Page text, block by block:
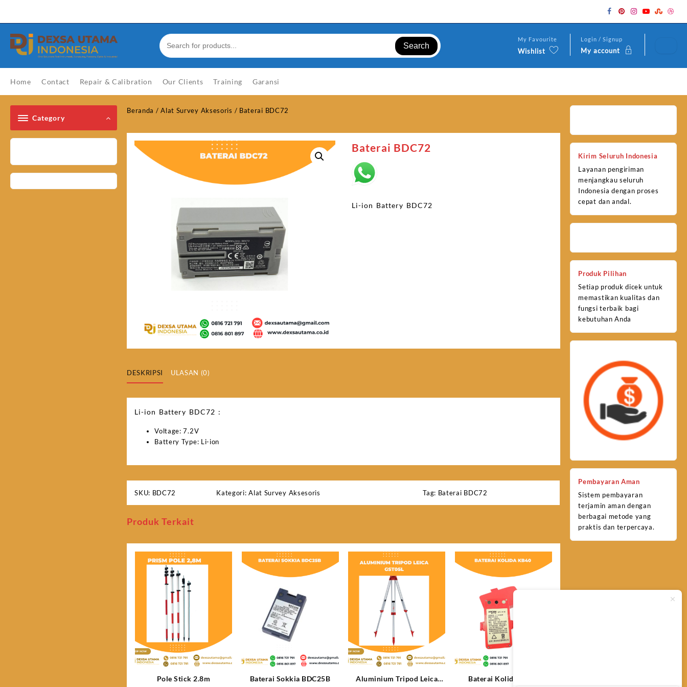
content
Search
My Favourite
Wishlist
Login / Signup
My account
Home Contact Repair & Calibration Our Clients Training Garansi
Category
Beranda /Alat Survey Aksesoris / Baterai BDC72
Baterai BDC72
Li-ion Battery BDC72
DESKRIPSI ULASAN (0)
Li-ion Battery BDC72 :
Voltage: 7.2V
​Battery Type: Li-ion
SKU: BDC72 Kategori:Alat Survey Aksesoris Tag: Baterai BDC72
Produk Terkait
Pole Stick 2.8m Baterai Sokkia BDC25B
Aluminium Tripod Leica
Baterai Kolida KB40
Kirim Seluruh Indonesia
Layanan pengiriman
menjangkau seluruh
Indonesia dengan proses
cepat dan andal.
Produk Pilihan
Setiap produk dicek untuk
memastikan kualitas dan
fungsi terbaik bagi
kebutuhan Anda
Pembayaran Aman
Sistem pembayaran
terjamin aman dengan
berbagai metode yang
praktis dan terpercaya.